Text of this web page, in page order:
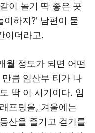
이 놀기 딱 좋은 곳
이하지?' 남편이 묻
이더라고.
월 정도가 되면 어떤
큼 임산부 티가 나
딱 이 시기이다. 임
프팅을, 겨울에는
산을 즐기고 걷기를